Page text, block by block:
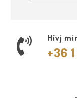
Hívj
+36